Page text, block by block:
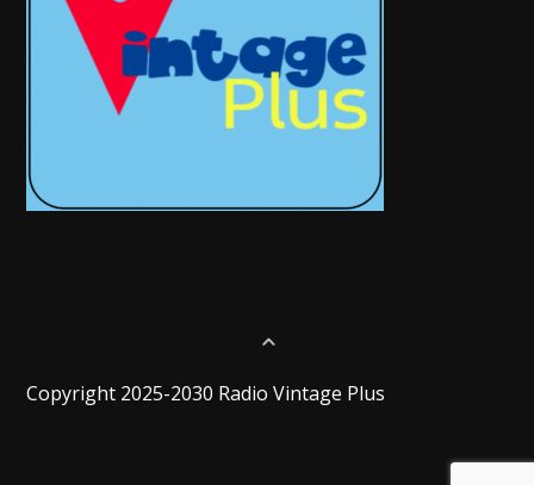
Copyright 2025-2030 Radio Vintage Plus